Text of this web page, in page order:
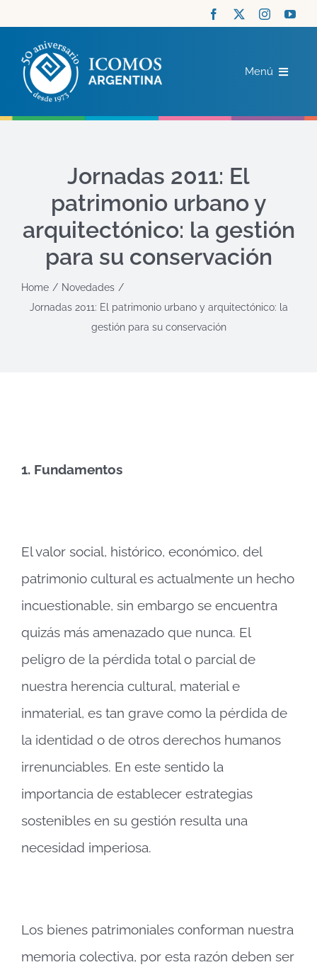
contenido
Menú
ACTUALIDAD
RECURSOS
Jornadas 2011: El
patrimonio urbano y
arquitectónico: la gestión
para su conservación
Home
Novedades
Jornadas 2011: El patrimonio urbano y arquitectónico: la
gestión para su conservación
1. Fundamentos
El valor social, histórico, económico, del
patrimonio cultural es actualmente un hecho
incuestionable, sin embargo se encuentra
quizás más amenazado que nunca. El
peligro de la pérdida total o parcial de
nuestra herencia cultural, material e
inmaterial, es tan grave como la pérdida de
la identidad o de otros derechos humanos
irrenunciables. En este sentido la
importancia de establecer estrategias
sostenibles en su gestión resulta una
necesidad imperiosa.
Los bienes patrimoniales conforman nuestra
memoria colectiva, por esta razón deben ser